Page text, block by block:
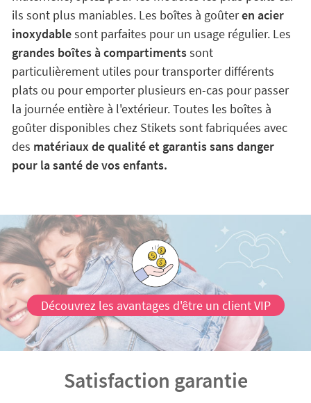
manger à l'école ou lors d'une excursion?
Non
seulement c'est plus économique, écologique et sûr
mais surtout cela vous permet de contrôler la qualité
et la quantité!
Choisissez la boîte à goûter qui
convient le mieux à vos besoins. Si votre enfant est en
maternelle, optez pour les modèles les plus petits car
ils sont plus maniables. Les boîtes à goûter
en acier
inoxydable
sont parfaites pour un usage régulier. Les
grandes boîtes à compartiments
particulièrement utiles pour transporter différents
la journée entière à l'extérieur. Toutes les boîtes à
goûter disponibles chez Stikets sont fabriquées avec
desmatériaux de qualité et garantis sans danger
pour la santé de vos enfants.